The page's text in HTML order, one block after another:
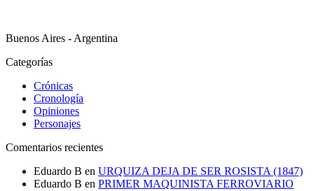
Buenos Aires - Argentina
Categorías
Crónicas
Cronología
Opiniones
Personajes
Comentarios recientes
Eduardo B en URQUIZA DEJA DE SER ROSISTA (1847)
Eduardo B en PRIMER MAQUINISTA FERROVIARIO